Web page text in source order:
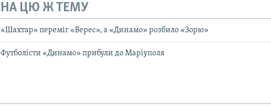
НА ЦЮ Ж ТЕМУ
«Шахтар» переміг «Верес», а «Динамо» розбило «Зорю»
Футболісти «Динамо» прибули до Маріуполя